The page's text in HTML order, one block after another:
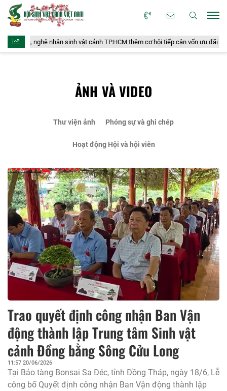
nhân sinh vật cảnh TP.HCM thêm cơ hội tiếp cận vốn ưu đãi bảo vệ môi
ẢNH VÀ VIDEO
Thư viện ảnh Phóng sự và ghi chép
Hoạt động Hội và hội viên
Trao quyết định công nhận Ban Vận
động thành lập Trung tâm Sinh vật
cảnh Đồng bằng Sông Cửu Long
11:57 20/06/2026
Tại Bảo tàng Bonsai Sa Đéc, tỉnh Đồng Tháp, ngày 18/6, Lễ
công bố Quyết định công nhận Ban Vận động thành lập